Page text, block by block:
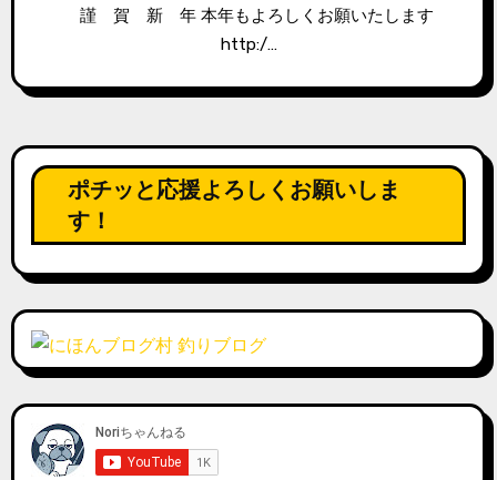
謹 賀 新 年 本年もよろしくお願いたします
http:/…
ポチッと応援よろしくお願いしま
す！